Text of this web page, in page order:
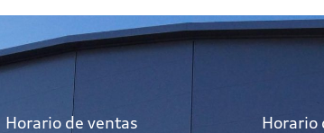
Horario de ventas Horario